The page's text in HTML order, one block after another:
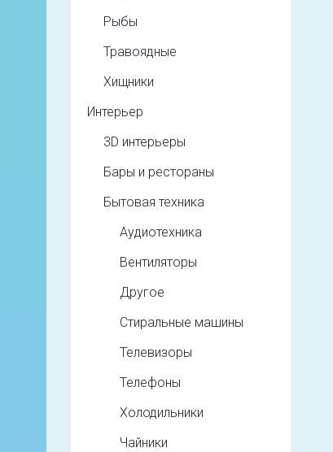
Рыбы
Травоядные
Хищники
Интерьер
3D интерьеры
Бары и рестораны
Бытовая техника
Аудиотехника
Вентиляторы
Другое
Стиральные машины
Телевизоры
Телефоны
Холодильники
Чайники